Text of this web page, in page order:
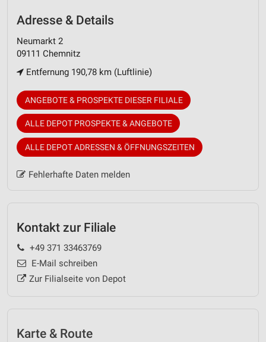
Adresse & Details
Neumarkt 2
09111 Chemnitz
Entfernung 190,78 km (Luftlinie)
ANGEBOTE & PROSPEKTE DIESER FILIALE
ALLE DEPOT PROSPEKTE & ANGEBOTE
ALLE DEPOT ADRESSEN & ÖFFNUNGSZEITEN
Fehlerhafte Daten melden
Kontakt zur Filiale
+49 371 33463769
E-Mail schreiben
Zur Filialseite von Depot
Karte & Route